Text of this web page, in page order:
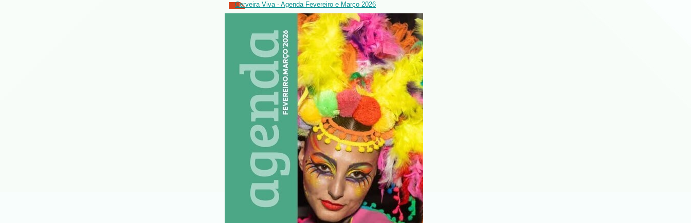
Cerveira Viva - Agenda Fevereiro e Março 2026